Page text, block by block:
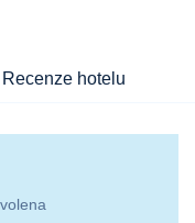
Recenze hotelu